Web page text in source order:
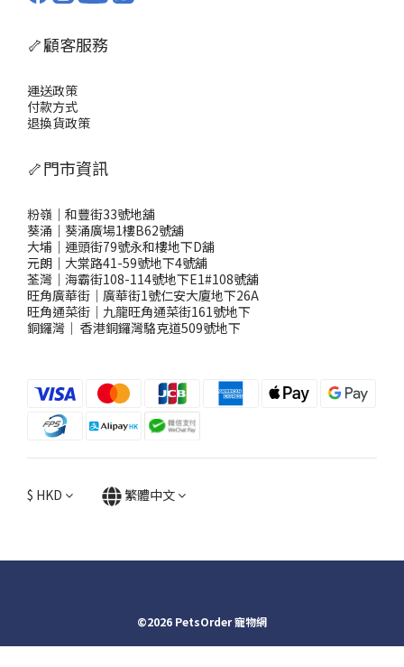
🦴顧客服務
運送政策
付款方式
退換貨政策
🦴門市資訊
粉嶺｜和豐街33號地舖
葵涌｜葵涌廣場1樓B62號舖
大埔｜運頭街79號永和樓地下D舖
元朗｜大棠路41-59號地下4號舖
荃灣｜海霸街108-114號地下E1#108號舖
旺角廣華街｜廣華街1號仁安大廈地下26A
旺角通菜街｜九龍旺角通菜街161號地下
銅鑼灣 ｜ 香港銅鑼灣駱克道509號地下
$ HKD 繁體中文
©2026 PetsOrder 寵物網